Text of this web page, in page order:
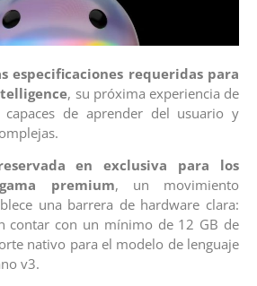
especificaciones requeridas para
, su próxima experiencia de
capaces de aprender del usuario y
en exclusiva para los
premium, un movimiento
una barrera de hardware clara:
contar con un mínimo de 12 GB de
nativo para el modelo de lenguaje
v3.